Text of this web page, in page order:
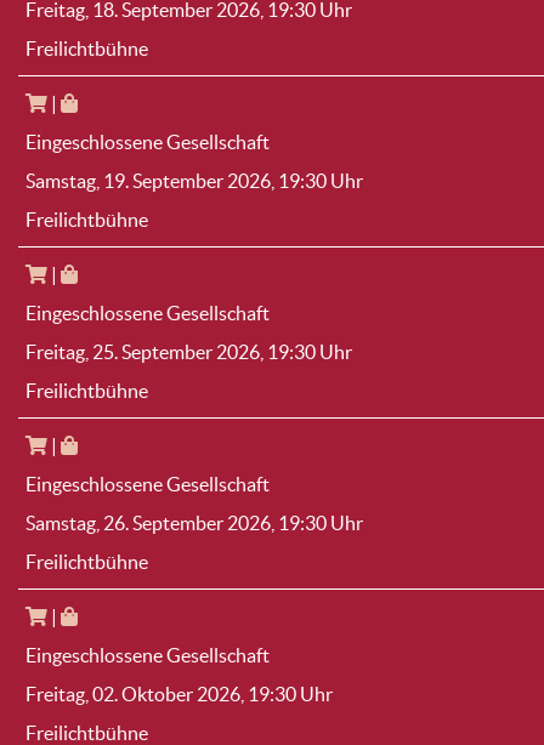
Freitag, 18. September 2026 , 19:30 Uhr
Freilichtbühne
|
Eingeschlossene Gesellschaft
Samstag, 19. September 2026 , 19:30 Uhr
Freilichtbühne
|
Eingeschlossene Gesellschaft
Freitag, 25. September 2026 , 19:30 Uhr
Freilichtbühne
|
Eingeschlossene Gesellschaft
Samstag, 26. September 2026 , 19:30 Uhr
Freilichtbühne
|
Eingeschlossene Gesellschaft
Freitag, 02. Oktober 2026 , 19:30 Uhr
Freilichtbühne